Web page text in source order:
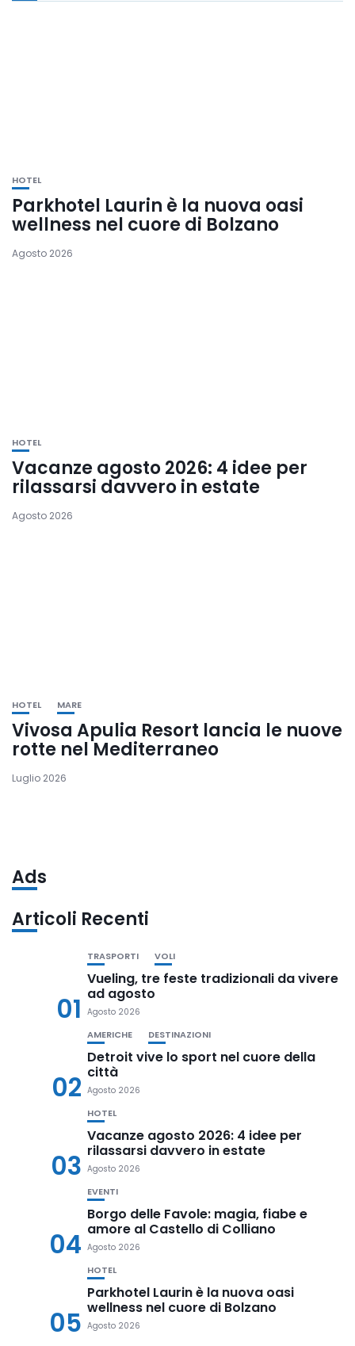
HOTEL
Parkhotel Laurin è la nuova oasi
wellness nel cuore di Bolzano
Agosto 2026
HOTEL
Vacanze agosto 2026: 4 idee per
rilassarsi davvero in estate
Agosto 2026
HOTEL MARE
Vivosa Apulia Resort lancia le nuove
rotte nel Mediterraneo
Luglio 2026
Ads
Articoli Recenti
01
TRASPORTI VOLI
Vueling, tre feste tradizionali da vivere
ad agosto
Agosto 2026
02
AMERICHE DESTINAZIONI
Detroit vive lo sport nel cuore della
città
Agosto 2026
03
HOTEL
Vacanze agosto 2026: 4 idee per
rilassarsi davvero in estate
Agosto 2026
04
EVENTI
Borgo delle Favole: magia, fiabe e
amore al Castello di Colliano
Agosto 2026
05
HOTEL
Parkhotel Laurin è la nuova oasi
wellness nel cuore di Bolzano
Agosto 2026